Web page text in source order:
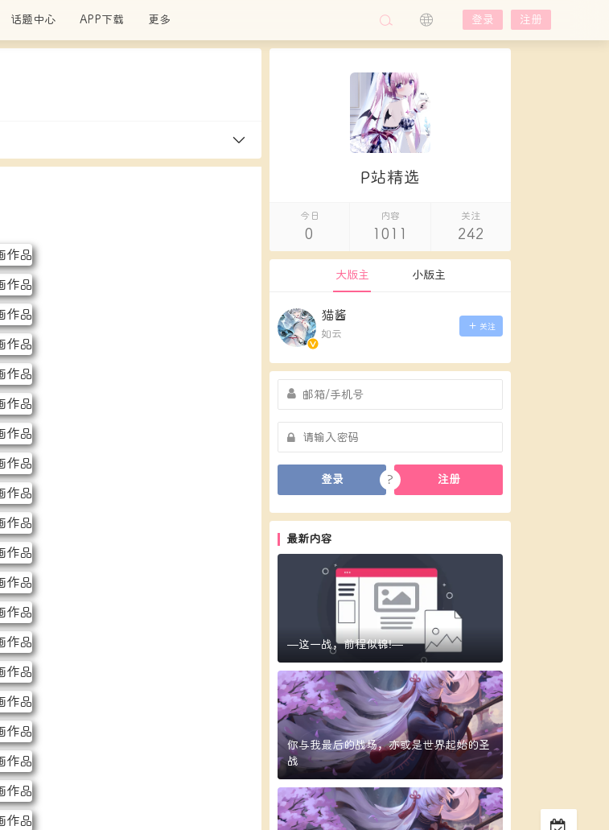
话题中心 APP下载 更多 登录 注册
P站精选
今日
0
内容
1011
关注
242
大版主 小版主
猫酱
如云
关注
登录 ? 注册
最新内容
—这一战，前程似锦!—
你与我最后的战场，亦或是世界起始的圣
战